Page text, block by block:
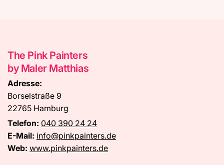
The Pink Painters
by Maler Matthias
Adresse:
Borselstraße 9
22765 Hamburg
Telefon: 040 390 24 24
E-Mail: info@pinkpainters.de
Web: www.pinkpainters.de